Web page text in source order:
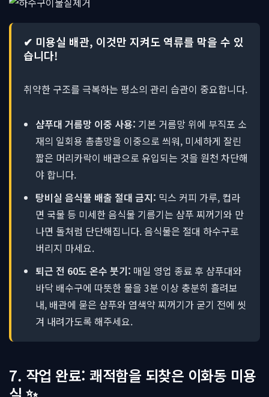
✔ 미용실 배관, 이것만 지켜도 역류를 막을 수 있
습니다!
취약한 구조를 극복하는 평소의 관리 습관이 중요합니다.
샴푸대 거름망 이중 사용: 기본 거름망 위에 부직포 소
재의 일회용 촘촘망을 이중으로 씌워, 미세하게 잘린
짧은 머리카락이 배관으로 유입되는 것을 원천 차단해
야 합니다.
탕비실 음식물 배출 절대 금지: 믹스 커피 가루, 컵라
면 국물 등 미세한 음식물 기름기는 샴푸 찌꺼기와 만
나면 돌처럼 단단해집니다. 음식물은 절대 하수구로
버리지 마세요.
퇴근 전 60도 온수 붓기: 매일 영업 종료 후 샴푸대와
바닥 배수구에 따뜻한 물을 3분 이상 충분히 흘려보
내, 배관에 묻은 샴푸와 염색약 찌꺼기가 굳기 전에 씻
겨 내려가도록 해주세요.
7. 작업 완료: 쾌적함을 되찾은 이화동 미용